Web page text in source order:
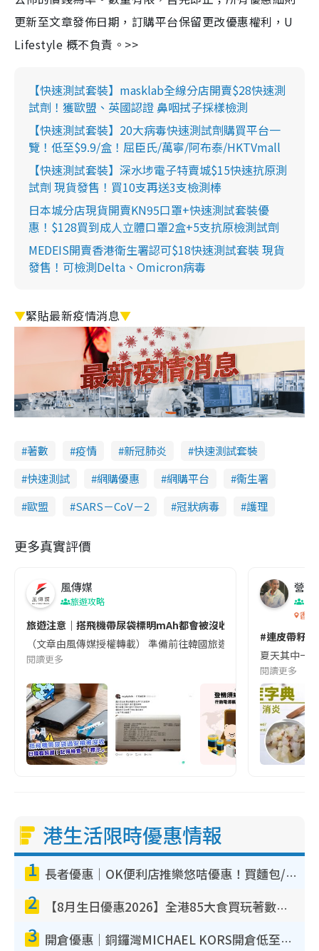
更新至文章發佈日期，訂購平台保留更改優惠權利，U
Lifestyle 概不負責。>>
【快速測試套裝】masklab全線分店開賣$28快速測
試劑！獲歐盟、英國認證 鼻咽拭子採樣檢測
【快速測試套裝】20大病毒快速測試劑購買平台一
覽！低至$9.9/盒！屈臣氏/萬寧/阿布泰/HKTVmall
【快速測試套裝】深水埗電子特賣城$15快速抗原測
試劑 現貨發售！買10支再送3支檢測棒
日本城分店現貨開賣KN95口罩+快速測試套裝優
惠！$128買到成人立體口罩2盒+5支抗原檢測試劑
MEDEIS開賣香港衛生署認可$18快速測試套裝 現貨
發售！可檢測Delta、Omicron病毒
▼緊貼最新疫情消息▼
著數 疫情 新冠肺炎
快速測試套裝
快速測試
網購優惠 網購平台
衞生署
歐盟
SARS－CoV－2 冠狀病毒 護理
更多真實評價
風傳媒
旅遊攻略
旅遊注意｜搭飛機帶尿袋標明mAh都會被沒收😱出發前切記檢查
（文章由風傳媒授權轉載） 準備前往韓國旅遊的民眾，近期要
閱讀更多
營養
香港
#連皮帶籽
夏天其中一
閱讀更多
港生活限時優惠情報
1 長者優惠｜OK便利店推樂悠咭優惠！買麵包/牛奶/保健品拍卡即減
2 【8月生日優惠2026】全港85大食買玩著數攻略 自助餐/火鍋放題同行免費＋誠品/DONKI送現金券
3 開倉優惠｜銅鑼灣MICHAEL KORS開倉低至17折！直擊$500起買手袋/銀包/鞋款 必買經典Jet Set系列